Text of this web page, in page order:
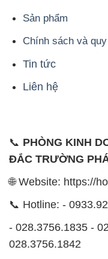
Liên hệ
📞
PHÒNG KINH
ĐẮC TRƯỜNG
- 028.3756.1835 -
0902.765.866
📧 Email: